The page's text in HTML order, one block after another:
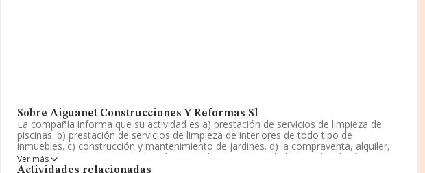
Sobre Aiguanet Construcciones Y Reformas Sl
La compañía informa que su actividad es a) prestación de servicios de limpieza de
piscinas. b) prestación de servicios de limpieza de interiores de todo tipo de
inmuebles. c) construcción y mantenimiento de jardines. d) la compraventa, alquiler,
promoción, con. La sociedad está registrada como Sociedad Limitada. Clasifica su
actividad CNAE como '%cnae%', código 4101. No realiza actividad de importación y/o
Ver más
Actividades relacionadas